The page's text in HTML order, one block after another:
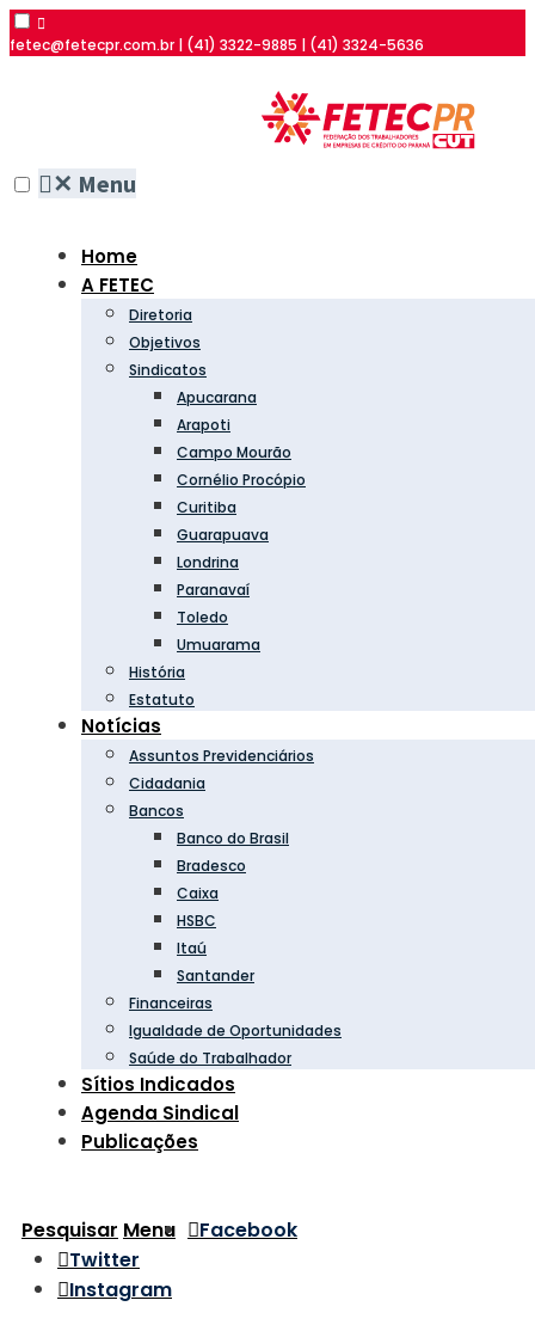
fetec@fetecpr.com.br | (41) 3322-9885 | (41) 3324-5636
✕ Menu
Home
A FETEC
Diretoria
Objetivos
Sindicatos
Apucarana
Arapoti
Campo Mourão
Cornélio Procópio
Curitiba
Guarapuava
Londrina
Paranavaí
Toledo
Umuarama
História
Estatuto
Notícias
Assuntos Previdenciários
Cidadania
Bancos
Banco do Brasil
Bradesco
Caixa
HSBC
Itaú
Santander
Financeiras
Igualdade de Oportunidades
Saúde do Trabalhador
Sítios Indicados
Agenda Sindical
Publicações
Pesquisar Menu
Facebook
Twitter
Instagram